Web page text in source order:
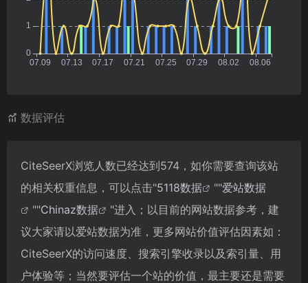
数据评估
CiteSeerX浏览人数已经达到574，如你需要查询该站
的相关权重信息，可以点击"5118数据 ""爱站数据
""Chinaz数据
"进入；以目前的网站数据参考，建
议大家请以爱站数据为准，更多网站价值评估因素如：
CiteSeerX的访问速度、搜索引擎收录以及索引量、用
户体验等；当然要评估一个站的价值，最主要还是需要